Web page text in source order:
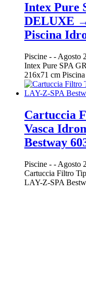
Intex Pure
DELUXE
Piscina
Piscine - - Agosto
Intex Pure SPA
216x71 cm
Cartuccia
Vasca
Bestway
Piscine - - Agosto
Cartuccia Filtro
LAY-Z-SPA